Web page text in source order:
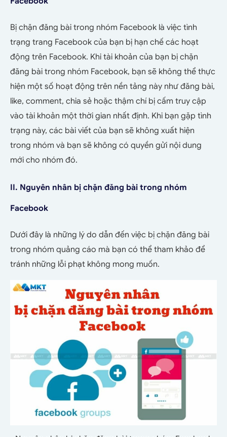
Bị chặn đăng bài trong nhóm Facebook là việc tình
trạng trang Facebook của bạn bị hạn chế các hoạt
động trên Facebook. Khi tài khoản của bạn bị chặn
đăng bài trong nhóm Facebook, bạn sẽ không thể thực
hiện một số hoạt động trên nền tảng này như đăng bài,
like, comment, chia sẻ hoặc thậm chí bị cấm truy cập
vào tài khoản một thời gian nhất định. Khi bạn gặp tình
trạng này, các bài viết của bạn sẽ không xuất hiện
trong nhóm và bạn sẽ không có quyền gửi nội dung
mới cho nhóm đó.
II. Nguyên nhân bị chặn đăng bài trong nhóm
Facebook
Dưới đây là những lý do dẫn đến việc bị chặn đăng bài
trong nhóm quảng cáo mà bạn có thể tham khảo để
tránh những lỗi phạt không mong muốn.